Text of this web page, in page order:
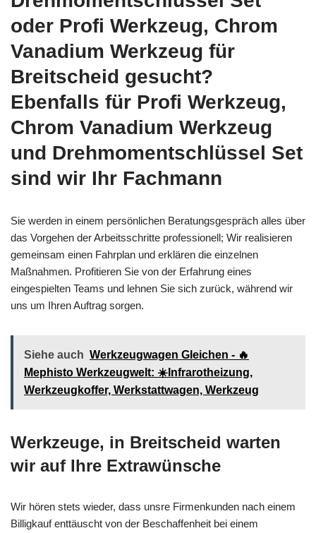
oder Profi Werkzeug, Chrom
Vanadium Werkzeug für
Breitscheid gesucht?
Ebenfalls für Profi Werkzeug,
Chrom Vanadium Werkzeug
und Drehmomentschlüssel Set
sind wir Ihr Fachmann
Sie werden in einem persönlichen Beratungsgespräch alles über
das Vorgehen der Arbeitsschritte professionell; Wir realisieren
gemeinsam einen Fahrplan und erklären die einzelnen
Maßnahmen. Profitieren Sie von der Erfahrung eines
eingespielten Teams und lehnen Sie sich zurück, während wir
uns um Ihren Auftrag sorgen.
Siehe auch Werkzeugwagen Gleichen - 🔥
Mephisto Werkzeugwelt: ☀️Infrarotheizung,
Werkzeugkoffer, Werkstattwagen, Werkzeug
Werkzeuge, in Breitscheid warten
wir auf Ihre Extrawünsche
Wir hören stets wieder, dass unsre Firmenkunden nach einem
Billigkauf enttäuscht von der Beschaffenheit bei einem